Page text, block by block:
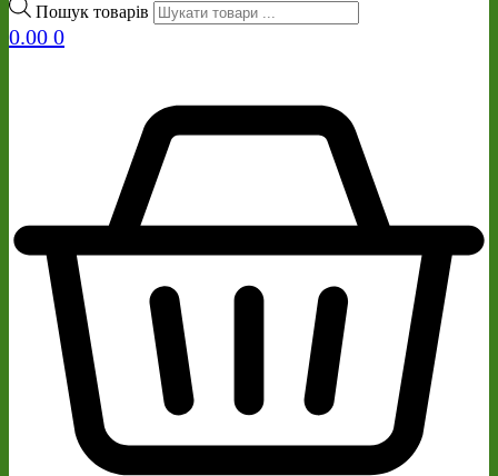
Пошук товарів
0.00 0